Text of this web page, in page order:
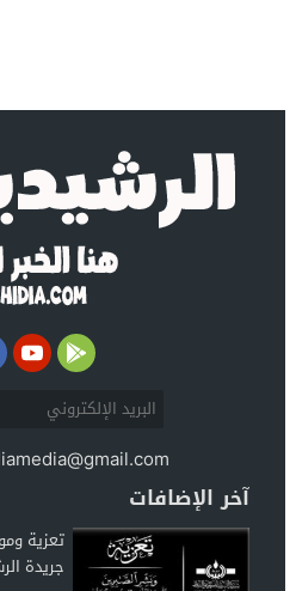
آخر الإضافات
تعزية
جريدة